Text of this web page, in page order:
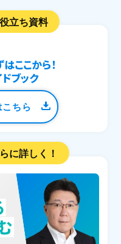
立ち資料
ここから！
ブック
ちら
に詳しく！